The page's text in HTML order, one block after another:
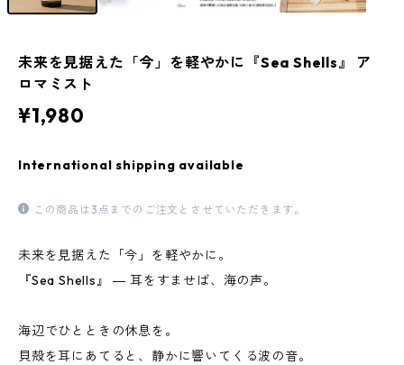
未来を見据えた「今」を軽やかに『Sea Shells』 ア
ロマミスト
¥1,980
International shipping available
この商品は3点までのご注文とさせていただきます。
未来を見据えた「今」を軽やかに。
『Sea Shells』 ― 耳をすませば、海の声。
海辺でひとときの休息を。
貝殻を耳にあてると、静かに響いてくる波の音。